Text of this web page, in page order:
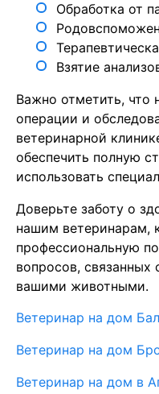
Обработка от
Взятие
Важно отметить, что
операции и
ветеринарной
обеспечить полную
использовать
Доверьте заботу о
нашим ветеринарам,
профессиональную
вопросов, связанных
вашими животными.
Ветеринар на дом
Ветеринар на дом
Ветеринар на дом в